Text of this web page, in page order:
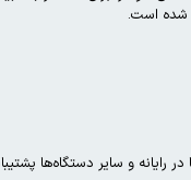
شده‌ است.